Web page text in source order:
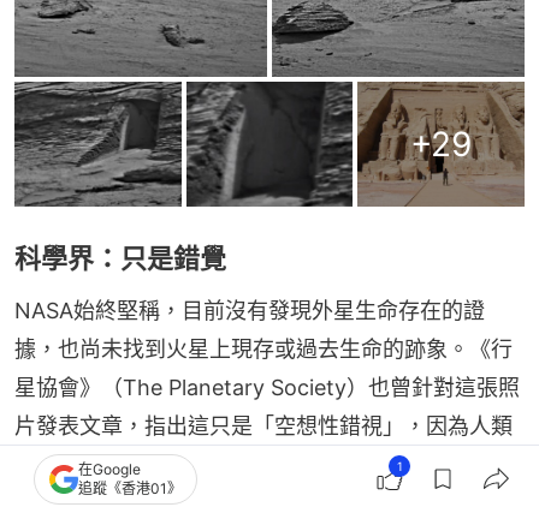
+29
科學界：只是錯覺
NASA始終堅稱，目前沒有發現外星生命存在的證
據，也尚未找到火星上現存或過去生命的跡象。《行
星協會》（The Planetary Society）也曾針對這張照
片發表文章，指出這只是「空想性錯視」，因為人類
天生容易從隨機形狀中辨識出熟悉圖案。
在Google
追蹤《香港01》
1